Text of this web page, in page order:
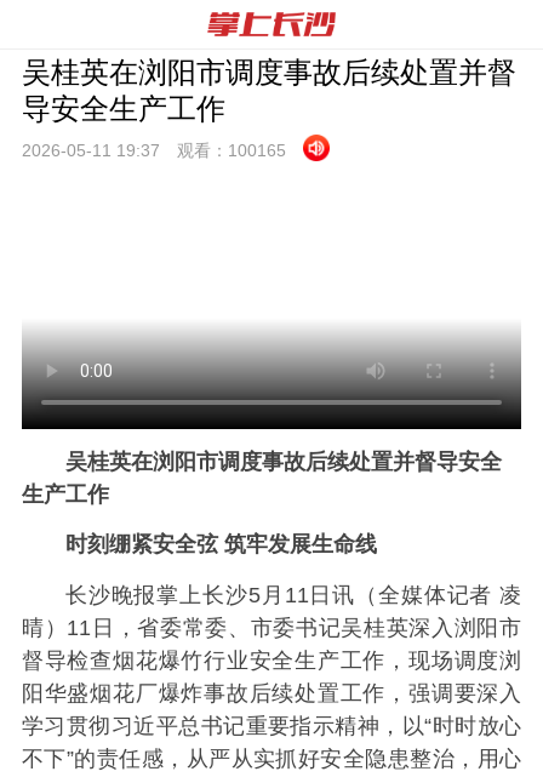
吴桂英在浏阳市调度事故后续处置并督
导安全生产工作
2026-05-11 19:37 观看： 100165
吴桂英在浏阳市调度事故后续处置并督导安全
生产工作
时刻绷紧安全弦 筑牢发展生命线
长沙晚报掌上长沙5月11日讯（全媒体记者 凌
晴）11日，省委常委、市委书记吴桂英深入浏阳市
督导检查烟花爆竹行业安全生产工作，现场调度浏
阳华盛烟花厂爆炸事故后续处置工作，强调要深入
学习贯彻习近平总书记重要指示精神，以“时时放心
不下”的责任感，从严从实抓好安全隐患整治，用心